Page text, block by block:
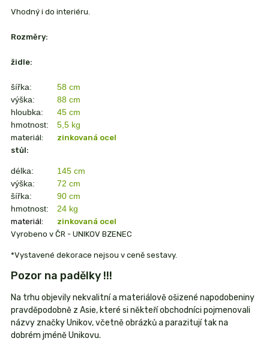
Vhodný i do interiéru.
Rozměry:
židle:
šířka:
58 cm
výška:
88 cm
hloubka:
45 cm
hmotnost:
5,5 kg
materiál:
zinkovaná ocel
stůl:
délka:
145 cm
výška:
72 cm
šířka:
90 cm
hmotnost:
24 kg
materiál:
zinkovaná ocel
Vyrobeno v ČR - UNIKOV BZENEC
*Vystavené dekorace nejsou v ceně sestavy.
Pozor na padělky !!!
Na trhu objevily nekvalitní a materiálově ošizené napodobeniny
pravděpodobně z Asie, které si někteří obchodníci pojmenovali
názvy značky Unikov, včetně obrázků a parazitují tak na
dobrém jméně Unikovu.